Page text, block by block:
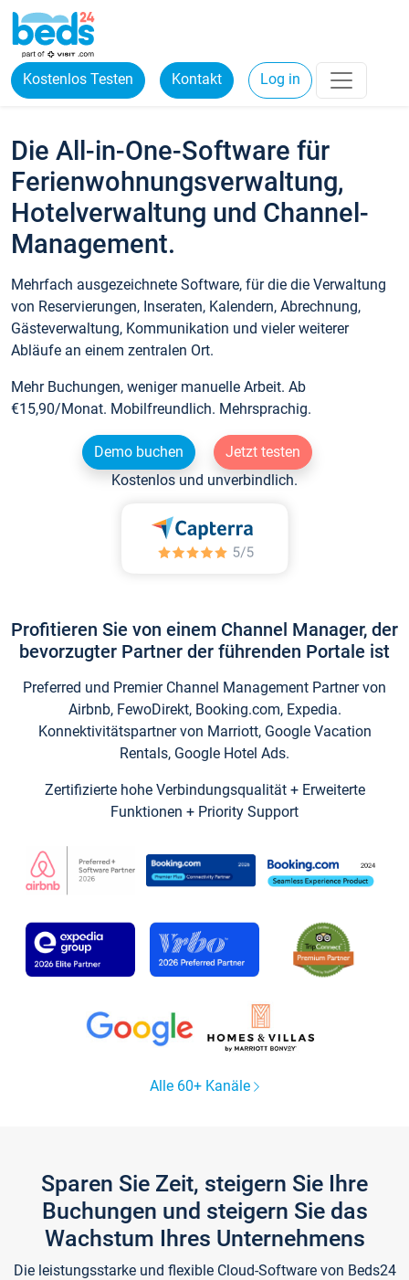
Kostenlos Testen Kontakt Log in
Die All-in-One-Software für
Ferienwohnungsverwaltung,
Hotelverwaltung und Channel-
Management.
Mehrfach ausgezeichnete Software, für die die Verwaltung
von Reservierungen, Inseraten, Kalendern, Abrechnung,
Gästeverwaltung, Kommunikation und vieler weiterer
Abläufe an einem zentralen Ort.
Mehr Buchungen, weniger manuelle Arbeit. Ab
€15,90/Monat. Mobilfreundlich. Mehrsprachig.
Demo buchen
Jetzt testen
Kostenlos und unverbindlich.
Profitieren Sie von einem Channel Manager, der
bevorzugter Partner der führenden Portale ist
Preferred und Premier Channel Management Partner von
Airbnb, FewoDirekt, Booking.com, Expedia.
Konnektivitätspartner von Marriott, Google Vacation
Rentals, Google Hotel Ads.
Zertifizierte hohe Verbindungsqualität + Erweiterte
Funktionen + Priority Support
Alle 60+ Kanäle
Sparen Sie Zeit, steigern Sie Ihre
Buchungen und steigern Sie das
Wachstum Ihres Unternehmens
Die leistungsstarke und flexible Cloud-Software von Beds24